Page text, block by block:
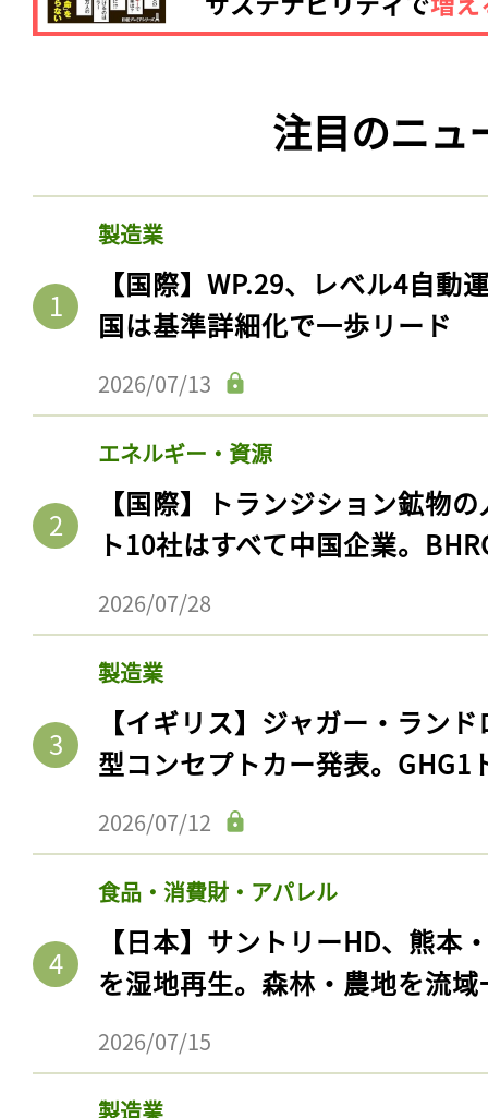
注目のニュ
製造業
【国際】WP.29、レベル4自動
国は基準詳細化で一歩リード
2026/07/13
エネルギー・資源
【国際】トランジション鉱物
ト10社はすべて中国企業。
2026/07/28
製造業
【イギリス】ジャガー・ラン
型コンセプトカー発表。GHG1
2026/07/12
食品・消費財・アパレル
【日本】サントリーHD、熊本
を湿地再生。森林・農地を流
2026/07/15
製造業